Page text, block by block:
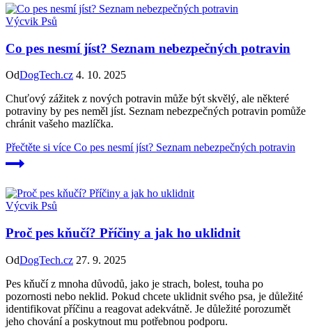
Výcvik Psů
Co pes nesmí jíst? Seznam nebezpečných potravin
OdDogTech.cz 4. 10. 2025
Chuťový zážitek z nových potravin může být skvělý, ale některé
potraviny by pes neměl jíst. Seznam nebezpečných potravin pomůže
chránit vašeho mazlíčka.
Přečtěte si více Co pes nesmí jíst? Seznam nebezpečných potravin
Výcvik Psů
Proč pes kňučí? Příčiny a jak ho uklidnit
OdDogTech.cz 27. 9. 2025
Pes kňučí z mnoha důvodů, jako je strach, bolest, touha po
pozornosti nebo neklid. Pokud chcete uklidnit svého psa, je důležité
identifikovat příčinu a reagovat adekvátně. Je důležité porozumět
jeho chování a poskytnout mu potřebnou podporu.